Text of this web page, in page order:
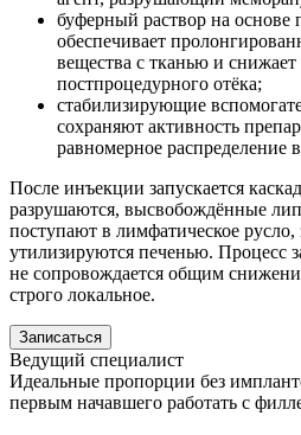
буферный раствор на
обеспечивает
вещества с тканью и снижает
постпроцедурного отёка;
стабилизирующие
сохраняют активность
равномерное распределение
После инъекции запускается
разрушаются, высвобождённые
поступают в лимфатическое
утилизируются печенью. Процесс
не сопровождается общим
строго локальное.
Записаться
Ведущий специалист
Идеальные пропорции без
первым начавшего работать с